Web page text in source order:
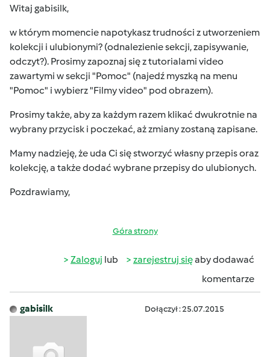
Witaj gabisilk,
w którym momencie napotykasz trudności z utworzeniem
kolekcji i ulubionymi? (odnalezienie sekcji, zapisywanie,
odczyt?). Prosimy zapoznaj się z tutorialami video
zawartymi w sekcji "Pomoc" (najedź myszką na menu
"Pomoc" i wybierz "Filmy video" pod obrazem).
Prosimy także, aby za każdym razem klikać dwukrotnie na
wybrany przycisk i poczekać, aż zmiany zostaną zapisane.
Mamy nadzieję, że uda Ci się stworzyć własny przepis oraz
kolekcję, a także dodać wybrane przepisy do ulubionych.
Pozdrawiamy,
Góra strony
Zaloguj lub zarejestruj sięaby dodawać
komentarze
gabisilk Dołączył : 25.07.2015